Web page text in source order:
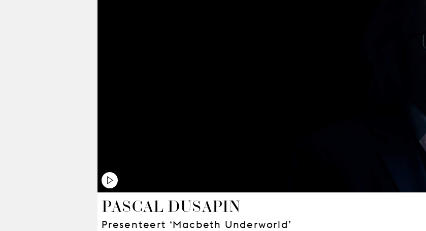
PASCAL DUSAPIN
Presenteert ‘Macbeth Underworld’